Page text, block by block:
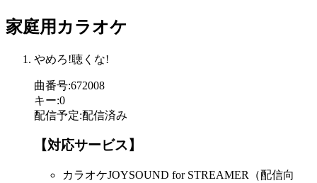
家庭用カラオケ
やめろ!聴くな!
曲番号:672008
キー:0
配信予定:配信済み
【対応サービス】
カラオケJOYSOUND for STREAMER（配信向